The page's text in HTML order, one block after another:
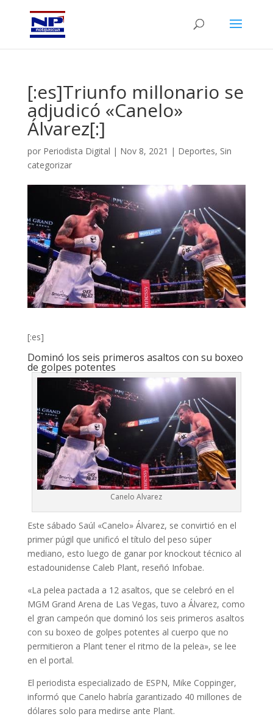
[:es]Triunfo millonario se
adjudicó «Canelo»
Álvarez[:]
por Periodista Digital | Nov 8, 2021 | Deportes, Sin
categorizar
[:es]
Dominó los seis primeros asaltos con su boxeo
de golpes potentes
Canelo Alvarez
Este sábado Saúl «Canelo» Álvarez, se convirtió en el
primer púgil que unificó el título del peso súper
mediano, esto luego de ganar por knockout técnico al
estadounidense Caleb Plant, reseñó Infobae.
«La pelea pactada a 12 asaltos, que se celebró en el
MGM Grand Arena de Las Vegas, tuvo a Álvarez, como
el gran campeón que dominó los seis primeros asaltos
con su boxeo de golpes potentes al cuerpo que no
permitieron a Plant tener el ritmo de la pelea», se lee
en el portal.
El periodista especializado de ESPN, Mike Coppinger,
informó que Canelo habría garantizado 40 millones de
dólares solo para medirse ante Plant.